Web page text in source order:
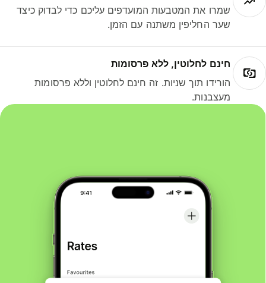
שמרו את המטבעות המועדפים עליכם כדי לבדוק כיצד
שער החליפין משתנה עם הזמן.
חינם לחלוטין, ללא פרסומות
הורידו תוך שניות. זה חינם לחלוטין וללא פרסומות
מעצבנות.